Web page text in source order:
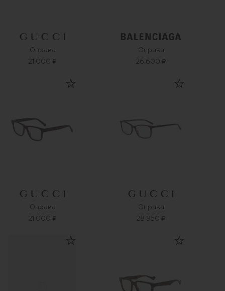
Оправа
21 000 ₽
Оправа
26 600 ₽
Оправа
21 000 ₽
Оправа
28 950 ₽